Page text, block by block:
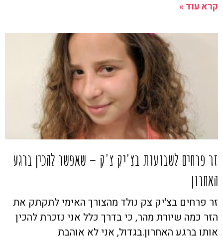
קרא עוד »
זר פרחים לשבועות בצ'יק צ'ק – שאפשר להכין ברגע
האחרון
זר פרחים בצ'יק צק נולד מהצורך האימי לתקתק את
הזר כמה שיורת מהר, כי בדרך כלל אני נזכרת להכין
אותו ברגע האחרון.בגדול, אני לא אוהבת